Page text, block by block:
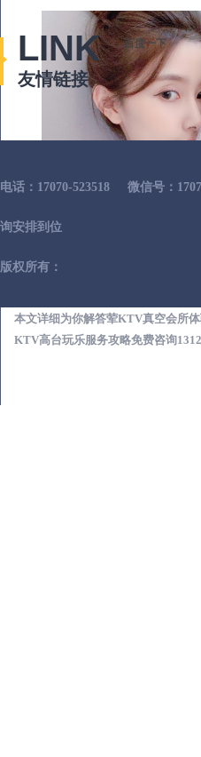
本文详细为你解答荤KTV真空会所
KTV高台玩乐服务攻略免费咨询
LINK
友情链接
百度一下
电话：17070-523518 微信号：
询安排到位
版权所有：